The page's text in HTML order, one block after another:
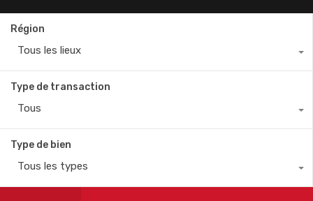
Région
Tous les lieux
Type de transaction
Tous
Type de bien
Tous les types